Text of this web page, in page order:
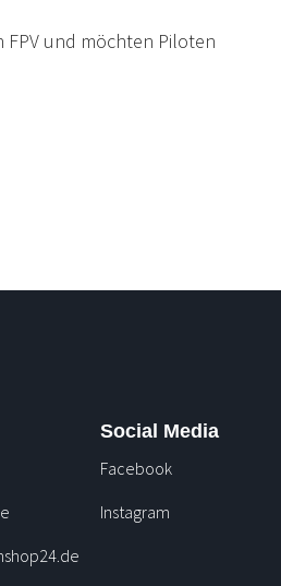
und möchten Piloten
Social Media
Facebook
Instagram